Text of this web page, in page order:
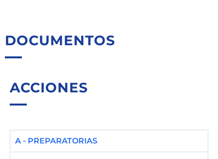
DOCUMENTOS
ACCIONES
A - PREPARATORIAS